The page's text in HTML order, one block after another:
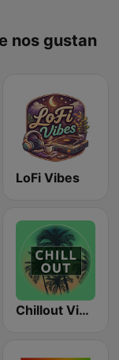
nos gustan
LoFi Vibes
Chillout Vibes